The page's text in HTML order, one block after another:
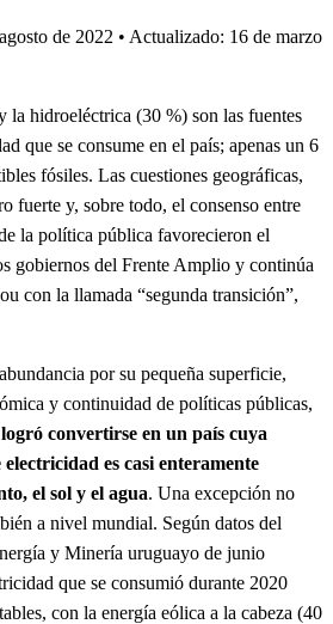
de 2022 • Actualizado: 16 de marzo
la hidroeléctrica (30 %) son las fuentes
que se consume en el país; apenas un 6
fósiles. Las cuestiones geográficas,
fuerte y, sobre todo, el consenso entre
la política pública favorecieron el
gobiernos del Frente Amplio y continúa
con la llamada “segunda transición”,
por su pequeña superficie,
y continuidad de políticas públicas,
convertirse en un país cuya
es casi enteramente
el sol y el agua. Una excepción no
a nivel mundial. Según datos del
y Minería uruguayo de junio
que se consumió durante 2020
con la energía eólica a la cabeza (40